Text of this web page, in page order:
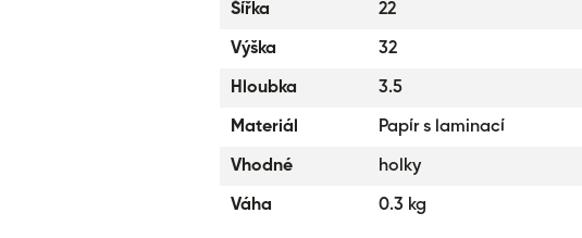
Šířka 22
Výška 32
Hloubka 3.5
Materiál Papír s laminací
Vhodné holky
Váha 0.3 kg